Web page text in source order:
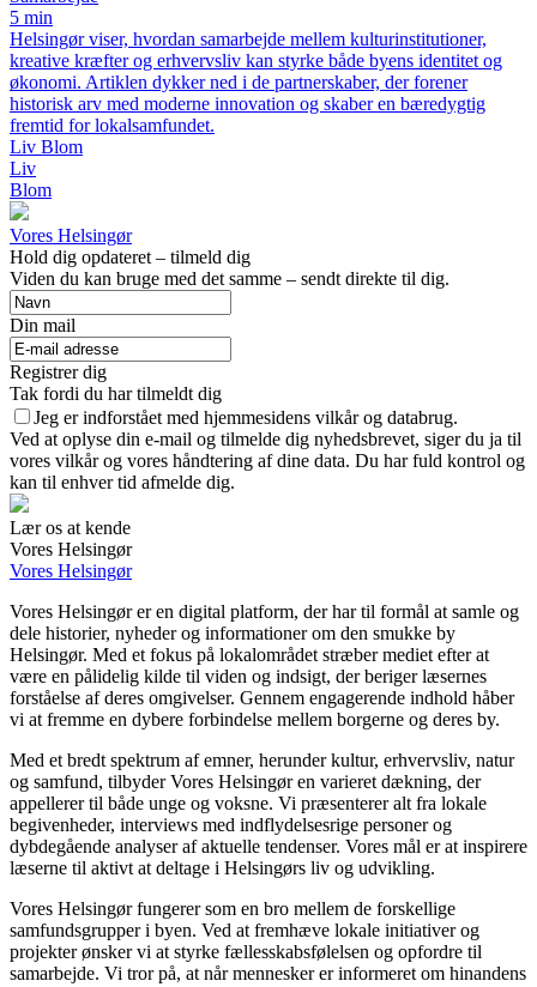
5 min
Helsingør viser, hvordan samarbejde mellem kulturinstitutioner,
kreative kræfter og erhvervsliv kan styrke både byens identitet og
økonomi. Artiklen dykker ned i de partnerskaber, der forener
historisk arv med moderne innovation og skaber en bæredygtig
fremtid for lokalsamfundet.
Liv Blom
Liv
Blom
Vores Helsingør
Hold dig opdateret – tilmeld dig
Viden du kan bruge med det samme – sendt direkte til dig.
Din mail
Registrer dig
Tak fordi du har tilmeldt dig
Jeg er indforstået med hjemmesidens vilkår og databrug.
Ved at oplyse din e-mail og tilmelde dig nyhedsbrevet, siger du ja til
vores vilkår og vores håndtering af dine data. Du har fuld kontrol og
kan til enhver tid afmelde dig.
Lær os at kende
Vores Helsingør
Vores Helsingør
Vores Helsingør er en digital platform, der har til formål at samle og
dele historier, nyheder og informationer om den smukke by
Helsingør. Med et fokus på lokalområdet stræber mediet efter at
være en pålidelig kilde til viden og indsigt, der beriger læsernes
forståelse af deres omgivelser. Gennem engagerende indhold håber
vi at fremme en dybere forbindelse mellem borgerne og deres by.
Med et bredt spektrum af emner, herunder kultur, erhvervsliv, natur
og samfund, tilbyder Vores Helsingør en varieret dækning, der
appellerer til både unge og voksne. Vi præsenterer alt fra lokale
begivenheder, interviews med indflydelsesrige personer og
dybdegående analyser af aktuelle tendenser. Vores mål er at inspirere
læserne til aktivt at deltage i Helsingørs liv og udvikling.
Vores Helsingør fungerer som en bro mellem de forskellige
samfundsgrupper i byen. Ved at fremhæve lokale initiativer og
projekter ønsker vi at styrke fællesskabsfølelsen og opfordre til
samarbejde. Vi tror på, at når mennesker er informeret om hinandens